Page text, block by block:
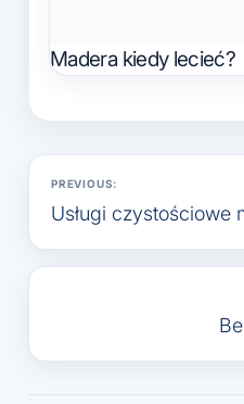
Madera kiedy lecieć?
Nawigacja
wpisu
PREVIOUS:
Usługi czystościowe